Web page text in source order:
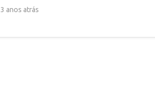
3 anos atrás